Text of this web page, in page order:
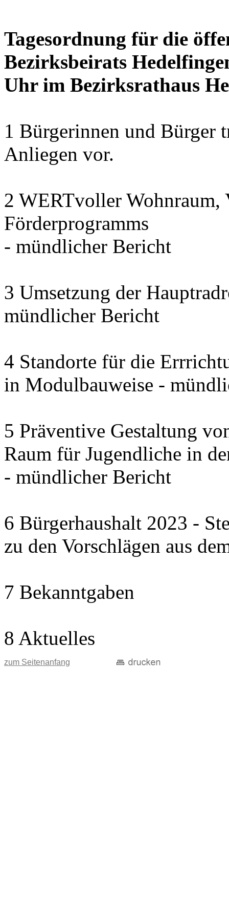
Tagesordnung für die
Bezirksbeirats
Uhr im Bezirksrathaus
1 Bürgerinnen und Bürger
Anliegen vor.
2 WERTvoller Wohnraum,
Förderprogramms
- mündlicher Bericht
3 Umsetzung der
mündlicher Bericht
4 Standorte für die
in Modulbauweise -
5 Präventive Gestaltung
Raum für Jugendliche in
- mündlicher Bericht
6 Bürgerhaushalt 2023 -
zu den Vorschlägen aus
7 Bekanntgaben
8 Aktuelles
zum Seitenanfang